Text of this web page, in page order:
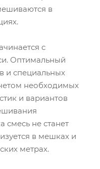
в
с
Оптимальный
и специальных
необходимых
и вариантов
смесь не станет
в мешках и
метрах.